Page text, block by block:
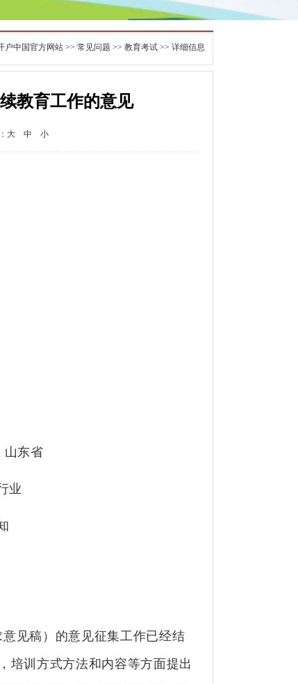
户中国官方网站 >> 常见问题 >> 教育考试 >> 详细信息
教育工作的意见
大 中 小
山东省
业
见稿）的意见征集工作已经结
培训方式方法和内容等方面提出